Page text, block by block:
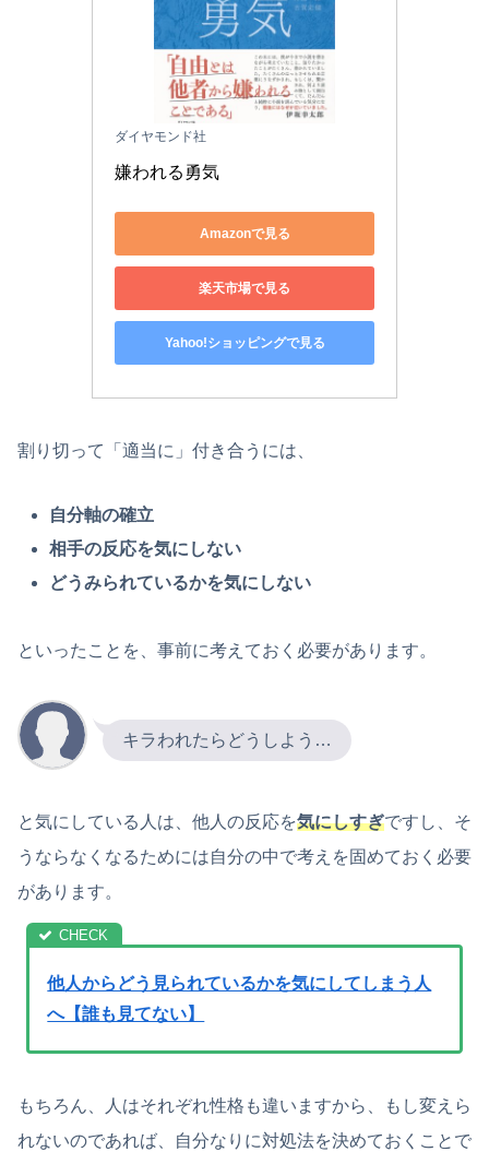
ダイヤモンド社
嫌われる勇気
Amazonで見る
楽天市場で見る
Yahoo!ショッピングで見る
割り切って「適当に」付き合うには、
自分軸の確立
相手の反応を気にしない
どうみられているかを気にしない
といったことを、事前に考えておく必要があります。
キラわれたらどうしよう…
と気にしている人は、他人の反応を気にしすぎですし、そ
うならなくなるためには自分の中で考えを固めておく必要
があります。
他人からどう見られているかを気にしてしまう人
へ【誰も見てない】
もちろん、人はそれぞれ性格も違いますから、もし変えら
れないのであれば、自分なりに対処法を決めておくことで